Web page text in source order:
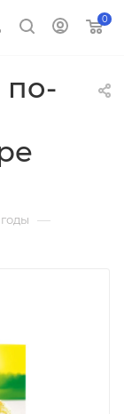
0
—